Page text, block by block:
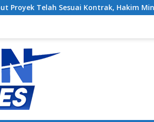
Kontrak, Hakim Minta Pelapor